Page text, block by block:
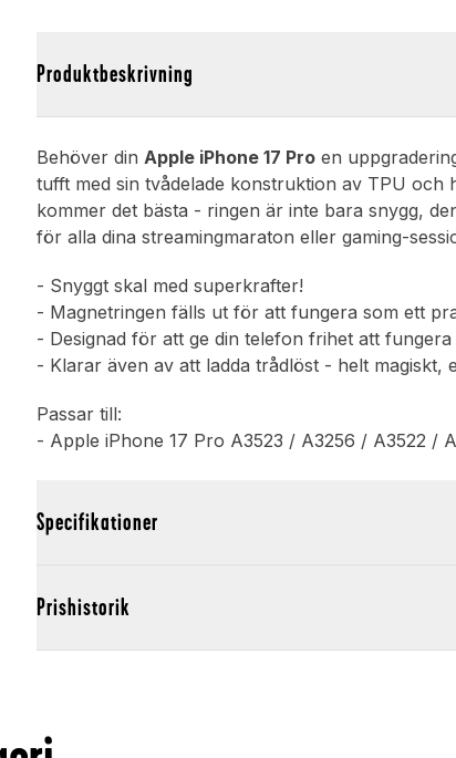
Produktbeskrivning
Behöver dinApple iPhone 17 Pro en
tufft med sin tvådelade konstruktion av TPU och
kommer det bästa - ringen är inte bara snygg,
för alla dina streamingmaraton eller gaming-
- Snyggt skal med superkrafter!
- Magnetringen fälls ut för att fungera som ett
- Designad för att ge din telefon frihet att
- Klarar även av att ladda trådlöst - helt magiskt,
Passar till:
- Apple iPhone 17 Pro A3523 / A3256 / A3522 /
Specifikationer
Prishistorik